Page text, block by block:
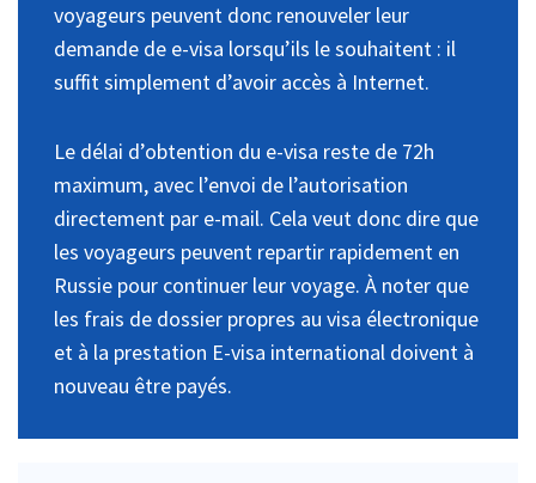
voyageurs peuvent donc renouveler leur
demande de e-visa lorsqu’ils le souhaitent : il
suffit simplement d’avoir accès à Internet.
Le délai d’obtention du e-visa reste de 72h
maximum, avec l’envoi de l’autorisation
directement par e-mail. Cela veut donc dire que
les voyageurs peuvent repartir rapidement en
Russie pour continuer leur voyage. À noter que
les frais de dossier propres au visa électronique
et à la prestation E-visa international doivent à
nouveau être payés.